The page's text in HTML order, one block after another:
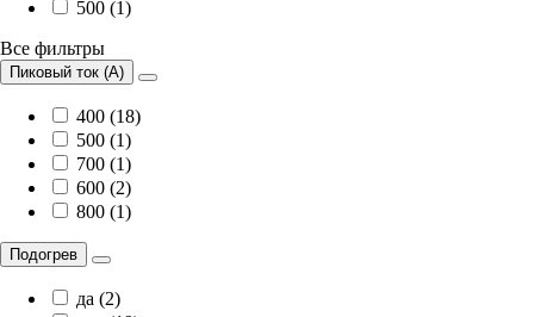
500 (1)
Все фильтры
Пиковый ток (А)
400 (18)
500 (1)
700 (1)
600 (2)
800 (1)
Подогрев
да (2)